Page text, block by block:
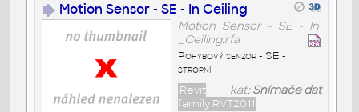
Motion Sensor - SE - In Ceiling
Motion_Sensor_-_SE_-_In
_Ceiling.rfa
Pohybový senzor - SE -
stropní
kat:Snímače dat
Revit
family RVT2011